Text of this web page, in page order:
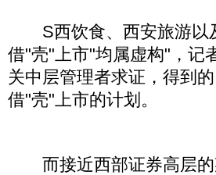
S西饮食、西安旅游以
借"壳"上市"均属虚构"，记
关中层管理者求证，得到
借"壳"上市的计划。
而接近西部证券高层的